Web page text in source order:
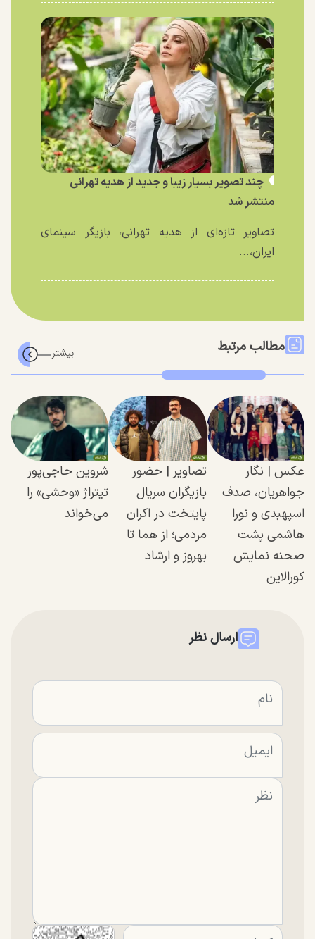
چند تصویر بسیار زیبا و جدید از هدیه تهرانی
منتشر شد
تصاویر تازه‌ای از هدیه تهرانی، بازیگر سینمای
ایران،...
مطالب مرتبط
عکس |‌ نگار
جواهریان، صدف
اسپهبدی و نورا
هاشمی پشت
صحنه نمایش
کورالاین
تصاویر | حضور
بازیگران سریال
پایتخت در اکران
مردمی؛ از هما تا
بهروز و ارشاد
شروین حاجی‌پور
تیتراژ‌ «وحشی» را
می‌خواند
ارسال نظر